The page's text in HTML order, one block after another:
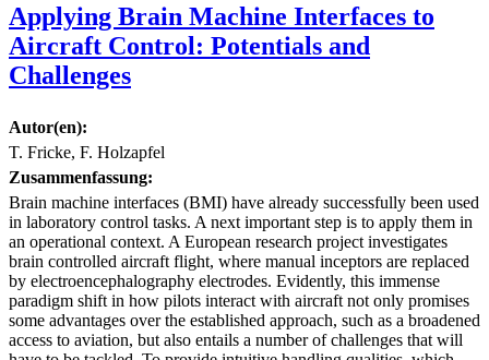
Applying Brain Machine Interfaces to
Aircraft Control: Potentials and
Challenges
Autor(en):
T. Fricke, F. Holzapfel
Zusammenfassung:
Brain machine interfaces (BMI) have already successfully been used
in laboratory control tasks. A next important step is to apply them in
an operational context. A European research project investigates
brain controlled aircraft flight, where manual inceptors are replaced
by electroencephalography electrodes. Evidently, this immense
paradigm shift in how pilots interact with aircraft not only promises
some advantages over the established approach, such as a broadened
access to aviation, but also entails a number of challenges that will